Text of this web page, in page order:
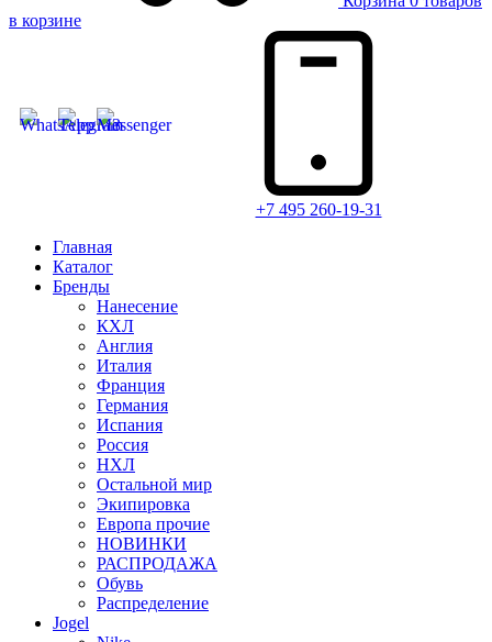
в корзине
+7 495 260-19-31
Главная
Каталог
Бренды
Нанесение
КХЛ
Англия
Италия
Франция
Германия
Испания
Россия
НХЛ
Остальной мир
Экипировка
Европа прочие
НОВИНКИ
РАСПРОДАЖА
Обувь
Распределение
Jogel